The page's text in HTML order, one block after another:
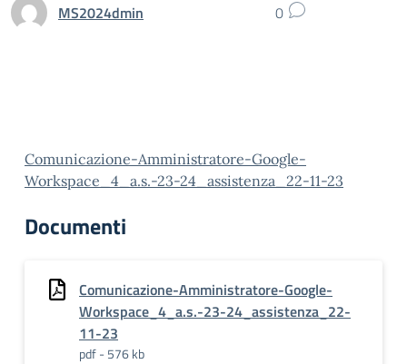
MS2024dmin 0
Comunicazione-Amministratore-Google-
Workspace_4_a.s.-23-24_assistenza_22-11-23
Documenti
Comunicazione-Amministratore-Google-
Workspace_4_a.s.-23-24_assistenza_22-
11-23
pdf - 576 kb